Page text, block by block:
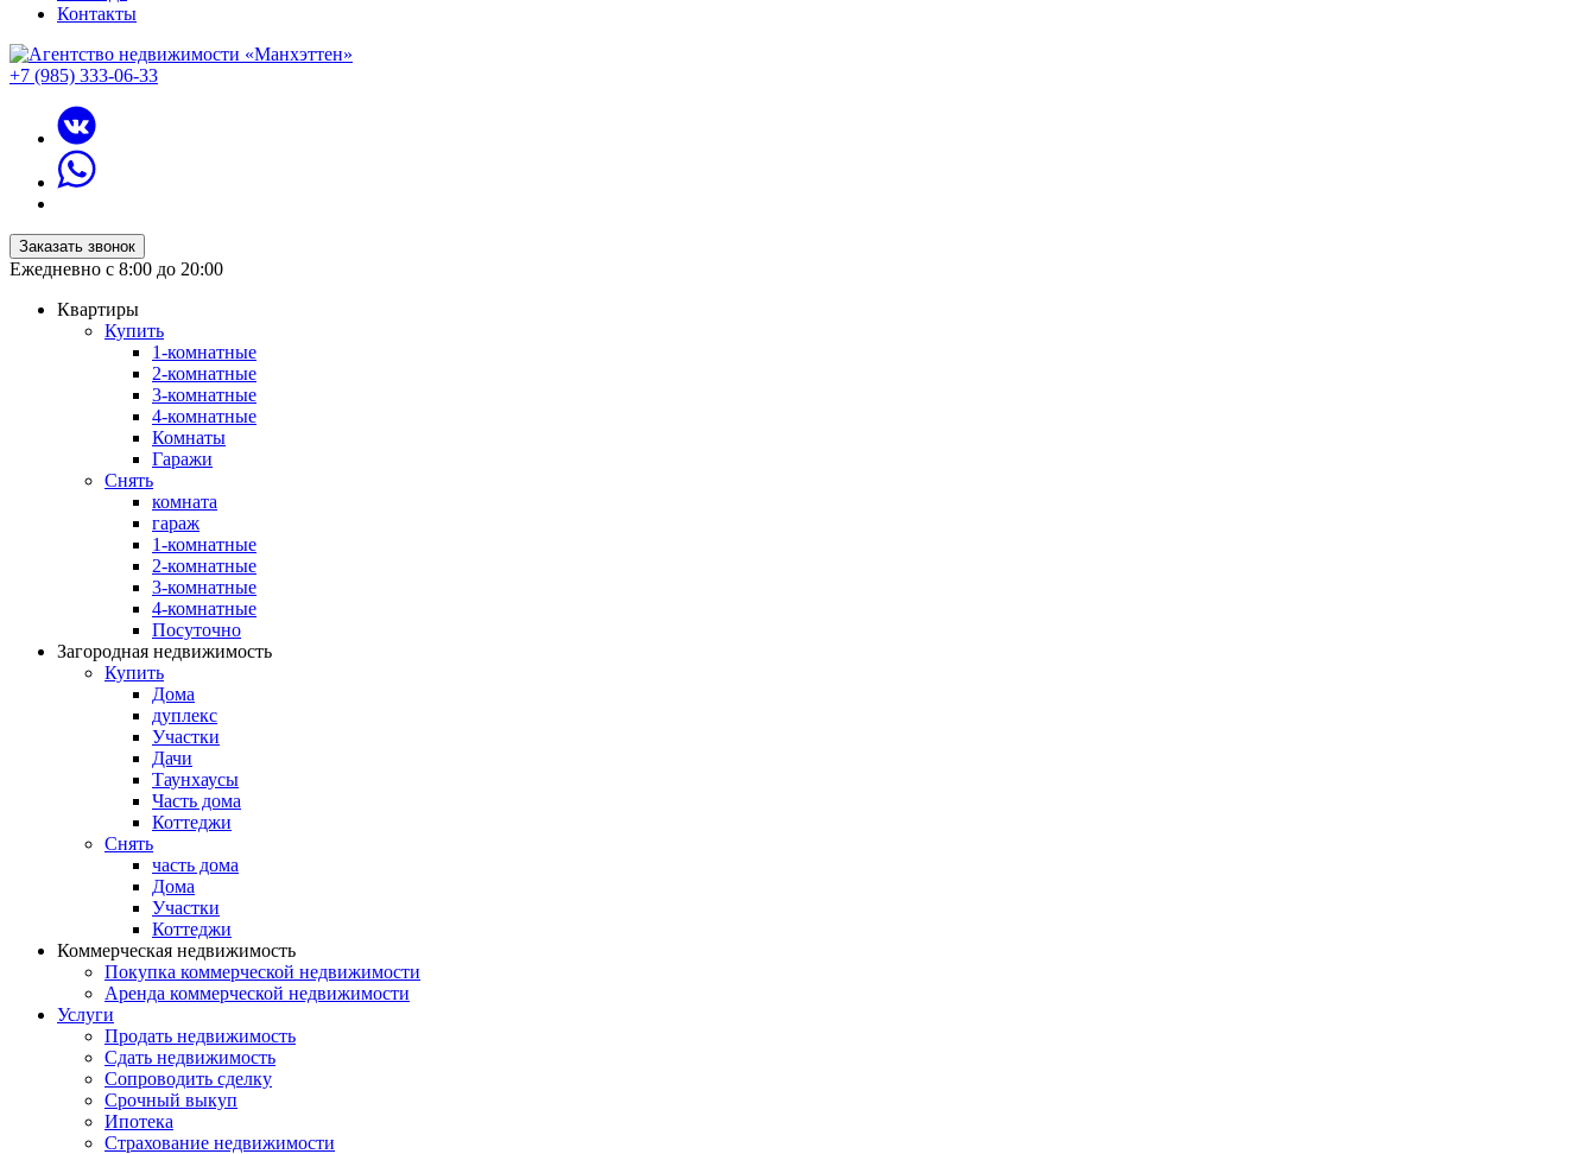
Контакты
+7 (985) 333-06-33
Заказать звонок
Ежедневно с 8:00 до 20:00
Квартиры
Купить
1-комнатные
2-комнатные
3-комнатные
4-комнатные
Комнаты
Гаражи
Снять
комната
гараж
1-комнатные
2-комнатные
3-комнатные
4-комнатные
Посуточно
Загородная недвижимость
Купить
Дома
дуплекс
Участки
Дачи
Таунхаусы
Часть дома
Коттеджи
Снять
часть дома
Дома
Участки
Коттеджи
Коммерческая недвижимость
Покупка коммерческой недвижимости
Аренда коммерческой недвижимости
Услуги
Продать недвижимость
Сдать недвижимость
Сопроводить сделку
Срочный выкуп
Ипотека
Страхование недвижимости